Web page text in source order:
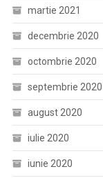
martie 2021
decembrie 2020
octombrie 2020
septembrie 2020
august 2020
iulie 2020
iunie 2020